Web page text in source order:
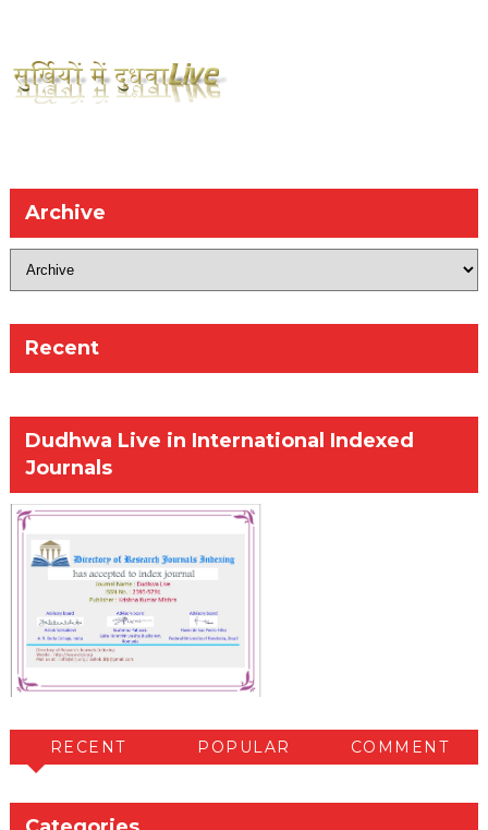
Archive
Recent
Dudhwa Live in International Indexed
Journals
RECENT POPULAR COMMENT